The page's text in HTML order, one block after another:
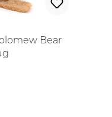
Bear